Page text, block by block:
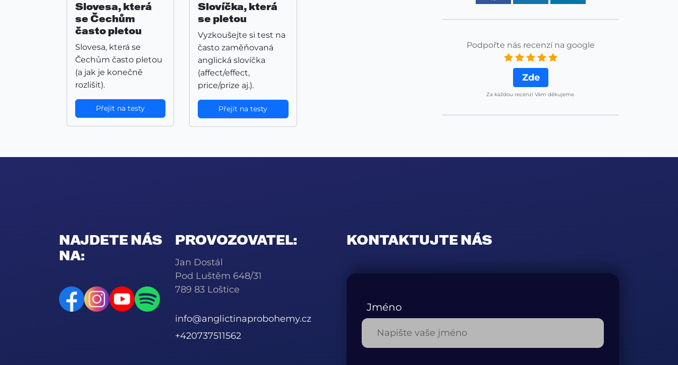
Slovesa, která
se Čechům
často pletou
Slovesa, která se
Čechům často pletou
(a jak je konečně
rozlišit).
Přejít na testy
Slovíčka, která
se pletou
Vyzkoušejte si test na
často zaměňovaná
anglická slovíčka
(affect/effect,
price/prize aj.).
Přejít na testy
Podpořte nás recenzí na google
Zde
Za každou recenzi Vám děkujeme.
NAJDETE NÁS
NA:
PROVOZOVATEL:
Jan Dostál
Pod Luštěm 648/31
789 83 Loštice
info@anglictinaprobohemy.cz
+420737511562
KONTAKTUJTE NÁS
Jméno